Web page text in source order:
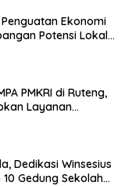
Penguatan Ekonomi
Potensi Lokal
PMKRI di Ruteng,
Layanan
Dedikasi Winsesius
Gedung Sekolah